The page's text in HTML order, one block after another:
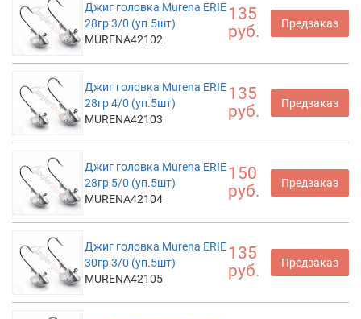
Джиг головка Murena ERIE
28гр 3/0 (уп.5шт)
MURENA42102
135
руб.
Предзаказ
Джиг головка Murena ERIE
28гр 4/0 (уп.5шт)
MURENA42103
135
руб.
Предзаказ
Джиг головка Murena ERIE
28гр 5/0 (уп.5шт)
MURENA42104
150
руб.
Предзаказ
Джиг головка Murena ERIE
30гр 3/0 (уп.5шт)
MURENA42105
135
руб.
Предзаказ